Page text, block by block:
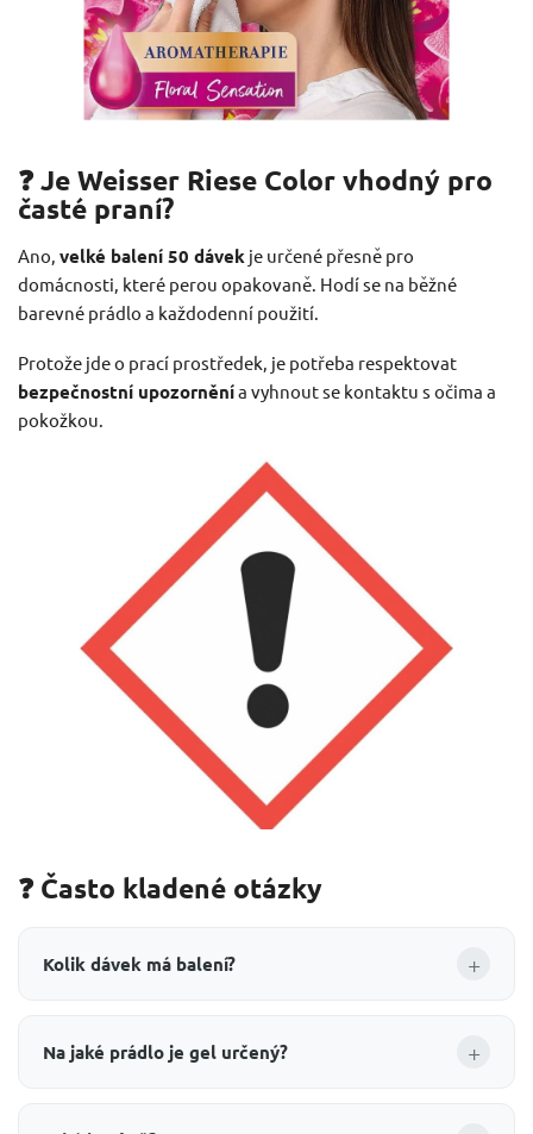
❓ Je Weisser Riese Color vhodný pro
časté praní?
Ano, velké balení 50 dávek je určené přesně pro
domácnosti, které perou opakovaně. Hodí se na běžné
barevné prádlo a každodenní použití.
Protože jde o prací prostředek, je potřeba respektovat
bezpečnostní upozorněnía vyhnout se kontaktu s očima a
pokožkou.
❓ Často kladené otázky
Kolik dávek má balení? +
Na jaké prádlo je gel určený? +